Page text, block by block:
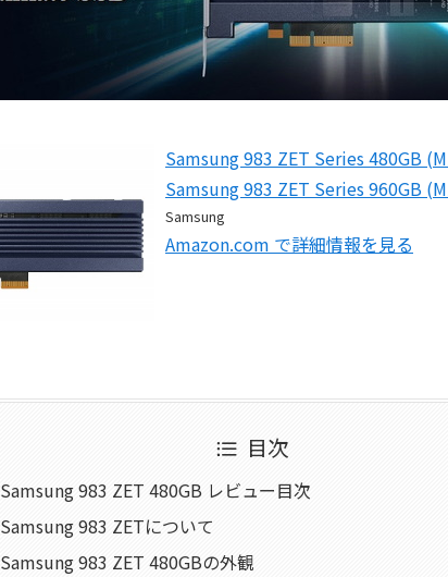
Samsung 983 ZET Series 480GB
Samsung 983 ZET Series 960GB
Samsung
Amazon.com で詳細情報を見る
目次
Samsung 983 ZET 480GB レビュー目次
Samsung 983 ZETについて
Samsung 983 ZET 480GBの外観